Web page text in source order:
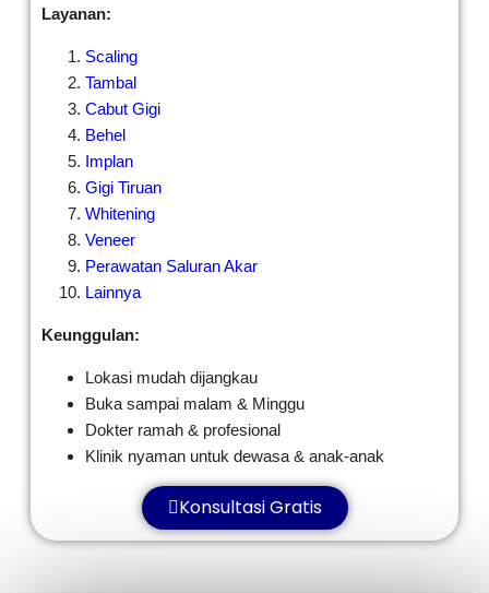
Layanan:
Scaling
Tambal
Cabut Gigi
Behel
Implan
Gigi Tiruan
Whitening
Veneer
Perawatan Saluran Akar
Lainnya
Keunggulan:
Lokasi mudah dijangkau
Buka sampai malam & Minggu
Dokter ramah & profesional
Klinik nyaman untuk dewasa & anak-anak
Konsultasi Gratis